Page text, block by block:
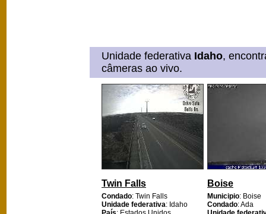
Unidade federativa Idaho,
câmeras ao vivo.
Twin Falls
Condado: Twin Falls
Unidade federativa: Idaho
Boise
Municipio: Boise
Condado: Ada